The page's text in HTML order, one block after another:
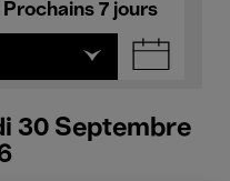
Prochains 7 jours
30 Septembre